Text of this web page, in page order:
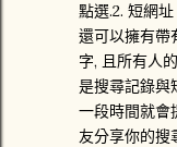
點選.2. 短網
還可以擁有帶
字, 且所有人
是搜尋記錄與
一段時間就會
友分享你的搜